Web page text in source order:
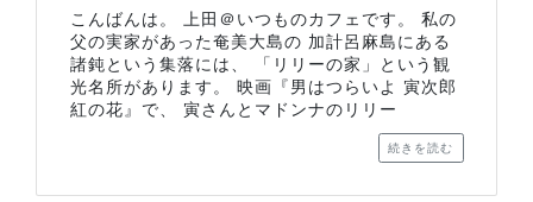
こんばんは。 上田＠いつものカフェです。 私の
父の実家があった奄美大島の 加計呂麻島にある
諸鈍という集落には、 「リリーの家」という観
光名所があります。 映画『男はつらいよ 寅次郎
紅の花』で、 寅さんとマドンナのリリー
続きを読む